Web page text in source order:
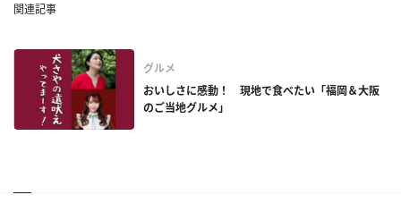
関連記事
グルメ
おいしさに感動！ 現地で食べたい「福岡＆大阪
のご当地グルメ」